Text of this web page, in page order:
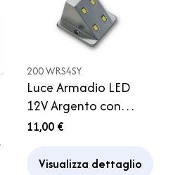
200 WRS4SY
Luce Armadio LED
12V Argento con
Interruttore
Camper Caravan
11,00 €
Visualizza dettaglio